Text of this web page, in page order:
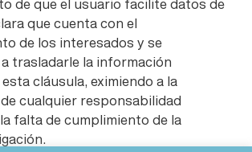
de que el usuario facilite datos de
que cuenta con el
de los interesados y se
trasladarle la información
cláusula, eximiendo a la
cualquier responsabilidad
falta de cumplimiento de la